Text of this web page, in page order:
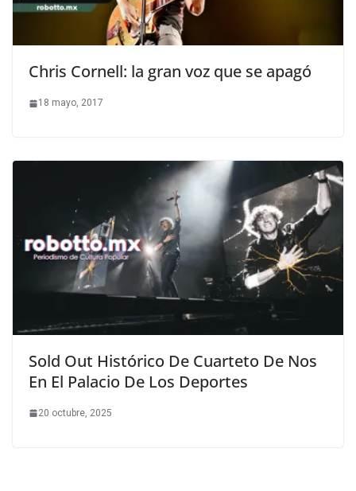
Chris Cornell: la gran voz que se apagó
18 mayo, 2017
Sold Out Histórico De Cuarteto De Nos
En El Palacio De Los Deportes
20 octubre, 2025